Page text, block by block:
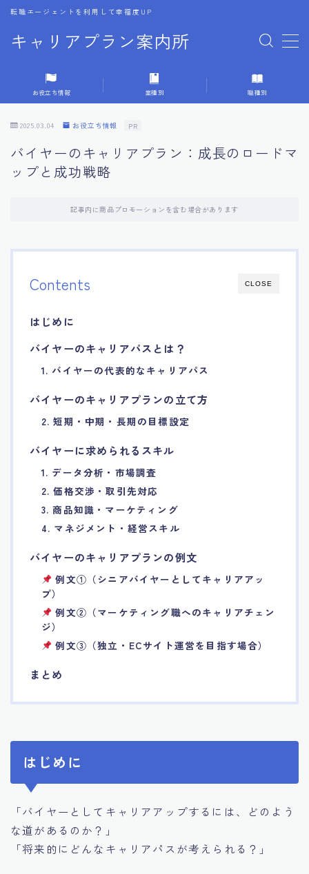
キャリアプラン案内所
転職エージェントを利用して幸福度UP
MENU
1.転職エージェントの選び方
3.キャリア相談時の質問リスト
4.キャリア目標設定の方法
5.キャリアチェンジの体験談
6.専門家からのアドバイス集
7.エージェント面談のポイント
8.非公開求人の魅力
9.年代別の目標設定ポイント
10.エージェント利用時の注意点
12.異業種への転職成功手法
13.キャリアアップする為の戦略
14.エージェント利用者の成功事例集
お役立ち情報 業種別 職種別
2025.03.04 お役立ち情報 PR
バイヤーのキャリアプラン：成長のロードマ
ップと成功戦略
記事内に商品プロモーションを含む場合があります
CLOSE
Contents
はじめに
バイヤーのキャリアパスとは？
1. バイヤーの代表的なキャリアパス
バイヤーのキャリアプランの立て方
2. 短期・中期・長期の目標設定
バイヤーに求められるスキル
1. データ分析・市場調査
2. 価格交渉・取引先対応
3. 商品知識・マーケティング
4. マネジメント・経営スキル
バイヤーのキャリアプランの例文
例文①（シニアバイヤーとしてキャリアアッ
プ）
例文②（マーケティング職へのキャリアチェン
ジ）
例文③（独立・ECサイト運営を目指す場合）
まとめ
はじめに
「バイヤーとしてキャリアアップするには、どのよう
な道があるのか？」
「将来的にどんなキャリアパスが考えられる？」